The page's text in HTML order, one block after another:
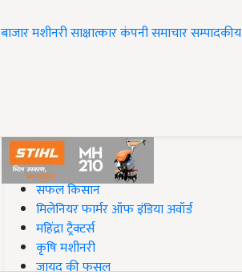
बाजारमशीनरीसाक्षात्कारकंपनी समाचारसम्पादकीय
#Top on Krishi Jagran
सफल किसान
मिलेनियर फार्मर ऑफ इंडिया अवॉर्ड
महिंद्रा ट्रैक्टर्स
कृषि मशीनरी
जायद की फसल